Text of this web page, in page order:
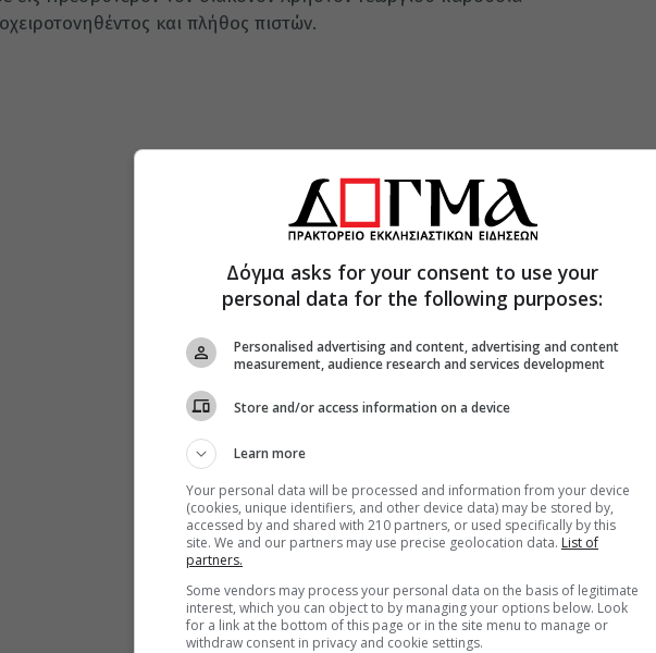
και πλήθος πιστών.
Δόγμα asks for your consent to use your
personal data for the following purposes:
Personalised advertising and content, advertising and content
measurement, audience research and services development
Store and/or access information on a device
Learn more
Your personal data will be processed and information from your device
(cookies, unique identifiers, and other device data) may be stored by,
accessed by and shared with 210 partners, or used specifically by this
site. We and our partners may use precise geolocation data. List of
partners.
Some vendors may process your personal data on the basis of legitimate
interest, which you can object to by managing your options below. Look
for a link at the bottom of this page or in the site menu to manage or
withdraw consent in privacy and cookie settings.